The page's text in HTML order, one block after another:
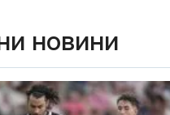
новини